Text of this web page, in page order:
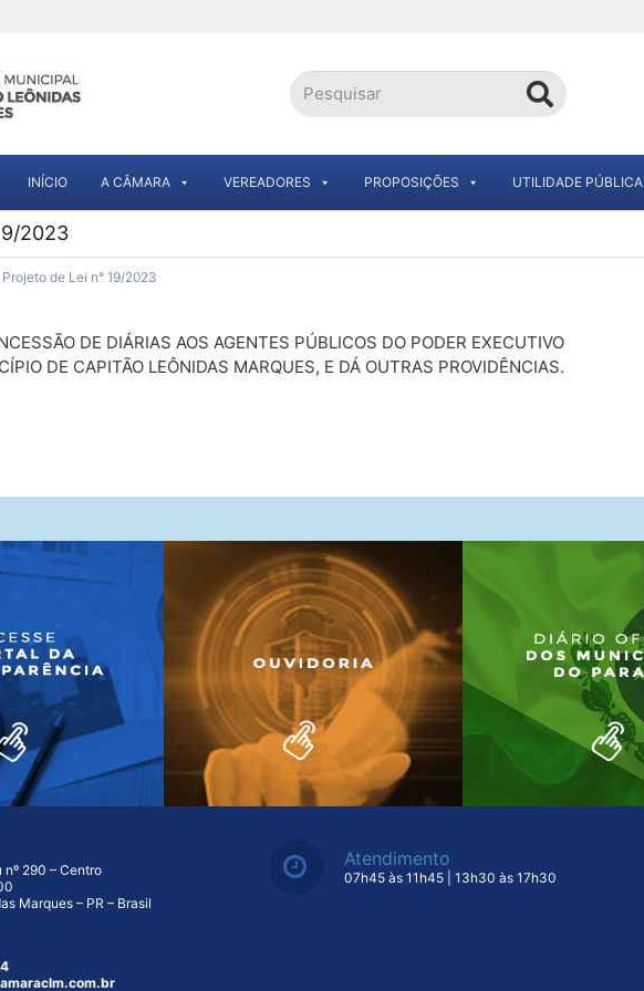
INÍCIO A CÂMARA VEREADORES PROPOSIÇÕES UTILIDADE PÚBLICA
2023
Projeto de Lei n° 19/2023
DE DIÁRIAS AOS AGENTES PÚBLICOS DO PODER EXECUTIVO
DE CAPITÃO LEÔNIDAS MARQUES, E DÁ OUTRAS PROVIDÊNCIAS.
290 – Centro
Marques – PR – Brasil
Atendimento
07h45 às 11h45 | 13h30 às 17h30